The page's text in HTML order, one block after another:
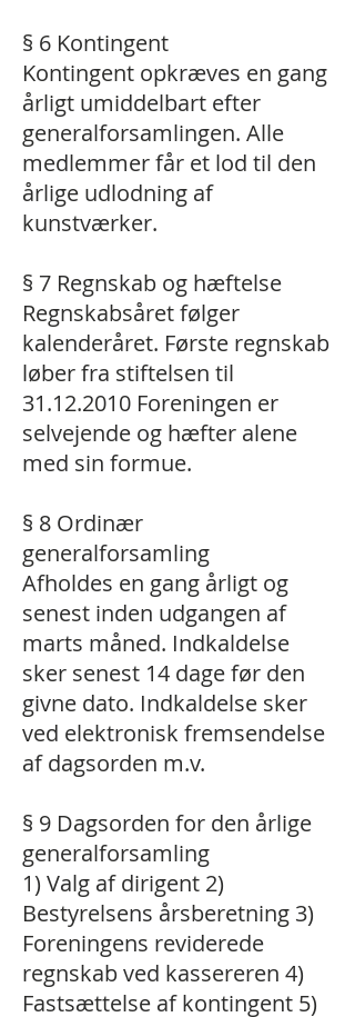
§ 6 Kontingent
Kontingent opkræves en gang
årligt umiddelbart efter
generalforsamlingen. Alle
medlemmer får et lod til den
årlige udlodning af
kunstværker.
§ 7 Regnskab og hæftelse
Regnskabsåret følger
kalenderåret. Første regnskab
løber fra stiftelsen til
31.12.2010 Foreningen er
selvejende og hæfter alene
med sin formue.
§ 8 Ordinær
generalforsamling
Afholdes en gang årligt og
senest inden udgangen af
marts måned. Indkaldelse
sker senest 14 dage før den
givne dato. Indkaldelse sker
ved elektronisk fremsendelse
af dagsorden m.v.
§ 9 Dagsorden for den årlige
generalforsamling
1) Valg af dirigent 2)
Bestyrelsens årsberetning 3)
Foreningens reviderede
regnskab ved kassereren 4)
Fastsættelse af kontingent 5)